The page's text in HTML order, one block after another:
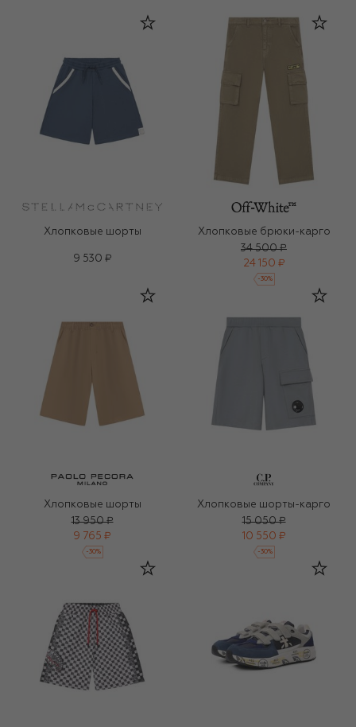
Хлопковые шорты
9 530 ₽
Хлопковые брюки-карго
34 500 ₽
24 150 ₽
-30%
Хлопковые шорты
13 950 ₽
9 765 ₽
-30%
Хлопковые шорты-карго
15 050 ₽
10 550 ₽
-30%